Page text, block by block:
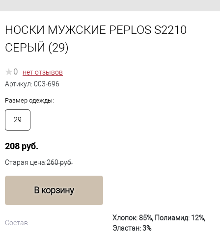
НОСКИ МУЖСКИЕ PEPLOS S2210
СЕРЫЙ (29)
0
нет отзывов
Артикул: 003-696
Размер одежды:
29
208 руб.
Старая цена:260 руб.
В корзину
Состав
Хлопок: 85%, Полиамид: 12%,
Эластан: 3%